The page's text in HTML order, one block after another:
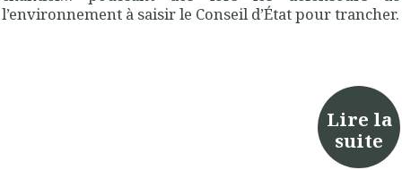
l’environnement à saisir le Conseil d’État pour trancher.
Lire la
suite